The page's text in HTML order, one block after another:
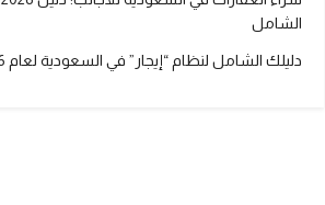
الشامل
دليلك الشامل لنظام “إيجار” في السعودية لعام 2026